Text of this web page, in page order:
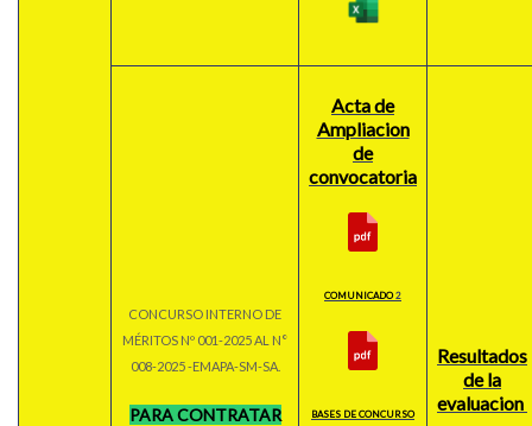
CONCURSO INTERNO DE
MÉRITOS Nº 001-2025 AL N°
008-2025 -EMAPA-SM-SA.
PARA CONTRATAR
Acta de
Ampliacion
de
convocatoria
COMUNICADO2
BASES DE CONCURSO
Resultados
de la
evaluacion